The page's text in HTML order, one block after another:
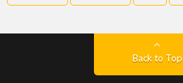
Back to Top